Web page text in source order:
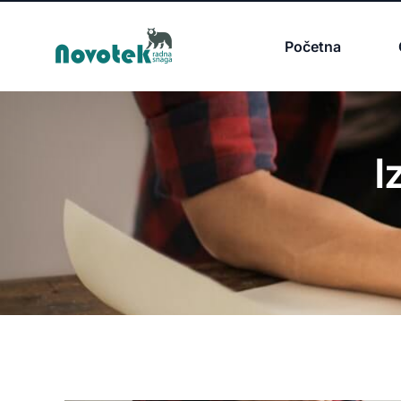
Početna
Prijava za Posao
Oglasi za posao
Poslovi u Srbiji